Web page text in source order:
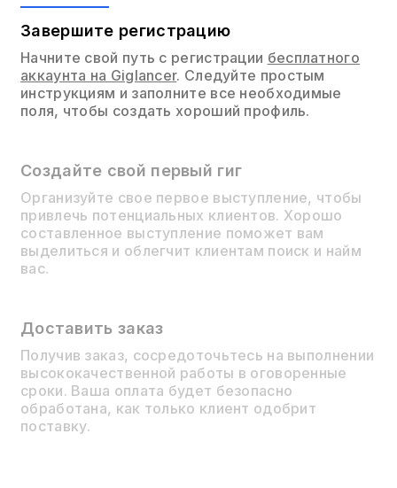
Завершите регистрацию
Начните свой путь с регистрации бесплатного
аккаунта на Giglancer. Следуйте простым
инструкциям и заполните все необходимые
поля, чтобы создать хороший профиль.
Создайте свой первый гиг
Организуйте свое первое выступление, чтобы
привлечь потенциальных клиентов. Хорошо
составленное выступление поможет вам
выделиться и облегчит клиентам поиск и найм
вас.
Доставить заказ
Получив заказ, сосредоточьтесь на выполнении
высококачественной работы в оговоренные
сроки. Ваша оплата будет безопасно
обработана, как только клиент одобрит
поставку.